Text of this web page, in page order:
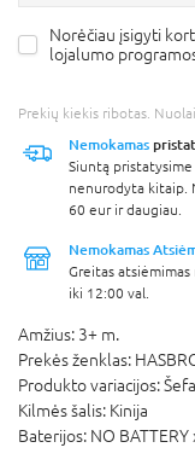
Norėčiau įsigyti
lojalumo
Prekių kiekis ribotas.
Nemokamas
Siuntą
nenurodyta kitaip.
60 eur ir daugiau.
Nemokamas
Greitas
iki 12:00 val.
Amžius: 3+ m.
Prekės ženklas:
Produkto variacijos:
Kilmės šalis: Kinija
Baterijos: NO BATTERY